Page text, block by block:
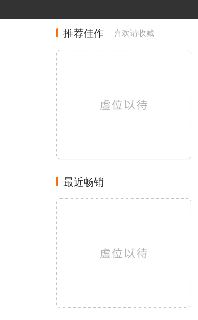
推荐佳作 喜欢请收藏
最近畅销